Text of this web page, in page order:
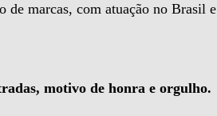
de marcas, com atuação no Brasil e
motivo de honra e orgulho.